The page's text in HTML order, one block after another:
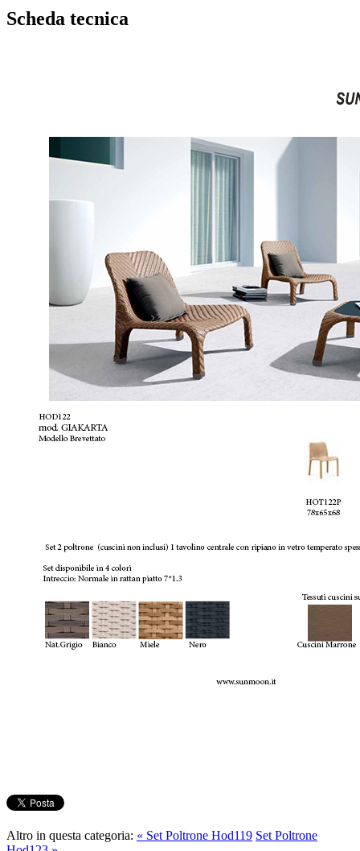
Scheda tecnica
Altro in questa categoria: « Set Poltrone Hod119 Set Poltrone